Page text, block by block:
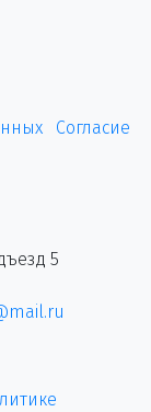
Согласие
5